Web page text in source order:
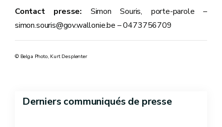
Contact presse: Simon Souris, porte-parole –
simon.souris@gov.wallonie.be – 0473756709
© Belga Photo, Kurt Desplenter
Derniers communiqués de presse